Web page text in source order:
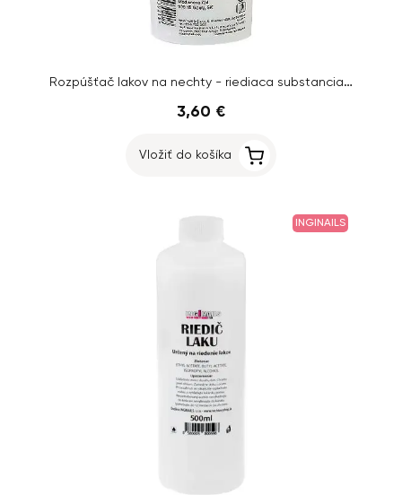
Rozpúšťač lakov na nechty - riediaca substancia lakov, 90ml
3,60 €
Vložiť do košíka
INGINAILS